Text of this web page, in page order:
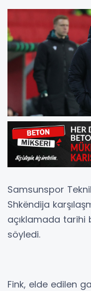
Samsunspor
Shkëndija
açıklamada tarihi
söyledi.
Fink, elde edilen